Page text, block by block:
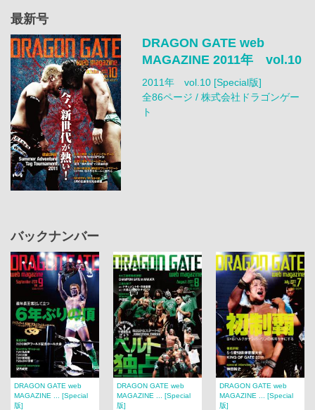
最新号
DRAGON GATE web
MAGAZINE 2011年 vol.10
2011年 vol.10 [Special版]
全86ページ / 株式会社ドラゴンゲー
ト
バックナンバー
DRAGON GATE web
MAGAZINE ... [Special
版]
DRAGON GATE web
MAGAZINE ... [Special
版]
DRAGON GATE web
MAGAZINE ... [Special
版]